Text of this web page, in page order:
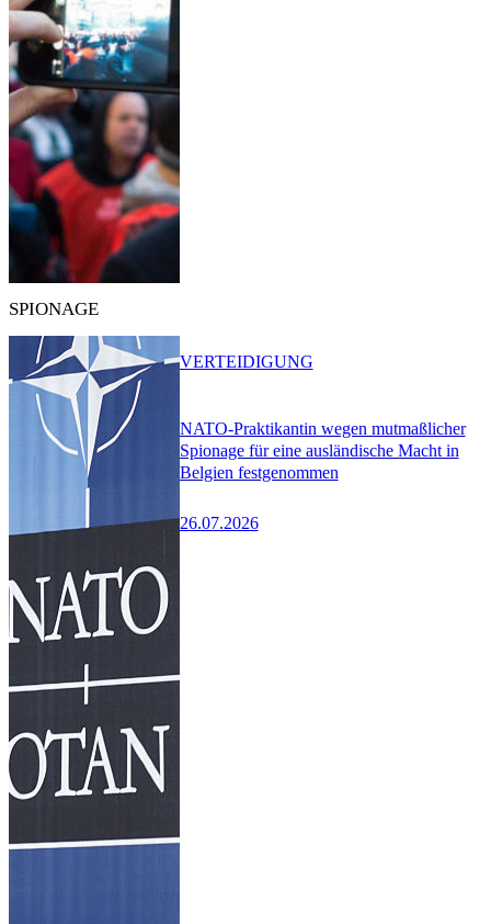
SPIONAGE
NATO-Praktikantin wegen mutmaßlicher
Spionage für eine ausländische Macht in
Belgien festgenommen
26.07.2026
VERTEIDIGUNG